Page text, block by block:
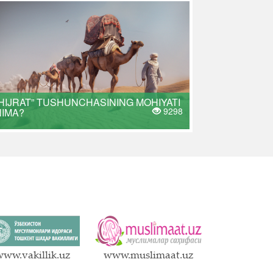
TUSHUNCHASINING MOHIYATI
9298
www.muslimaat.uz